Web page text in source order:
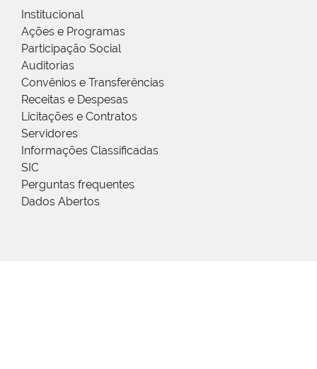
Institucional
Ações e Programas
Participação Social
Auditorias
Convênios e Transferências
Receitas e Despesas
Licitações e Contratos
Servidores
Informações Classificadas
SIC
Perguntas frequentes
Dados Abertos